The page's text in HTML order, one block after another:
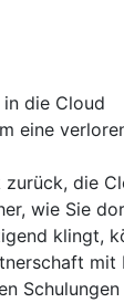
in die Cloud
eine
die
wie Sie
klingt,